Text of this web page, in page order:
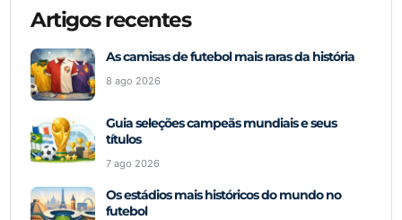
Artigos recentes
As camisas de futebol mais raras da história
8 ago 2026
Guia seleções campeãs mundiais e seus
títulos
7 ago 2026
Os estádios mais históricos do mundo no
futebol